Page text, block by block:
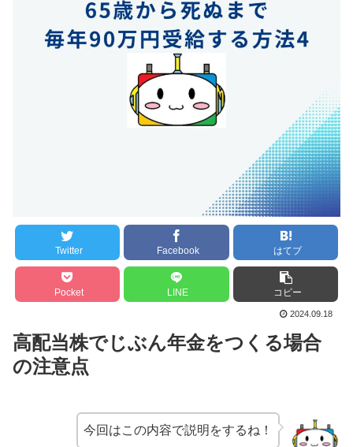
Twitter Facebook はてブ
Pocket LINE コピー
2024.09.18
高配当株でじぶん年金をつくる場合
の注意点
今回はこの内容で説明をするね！